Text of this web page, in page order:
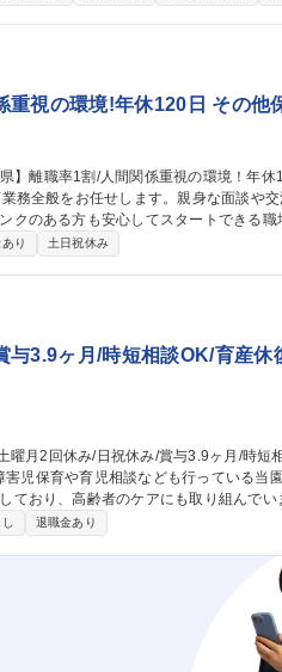
重視の環境!年休120日 その他
務全般をお任せします。親身な面談や
る方も安心してスタートできる職場です。
サポート ・成長の記録管理：園児一人ひ
係重視の環境！年休120日
り 土日祝休み
与3.9ヶ月/時短相談OK/育産休
高齢者のケアにも取り組んでいます。 【業務
出席確認、体操の実施/昼食の準備、お昼
することも可能なので、学童クラブのお
退職金あり